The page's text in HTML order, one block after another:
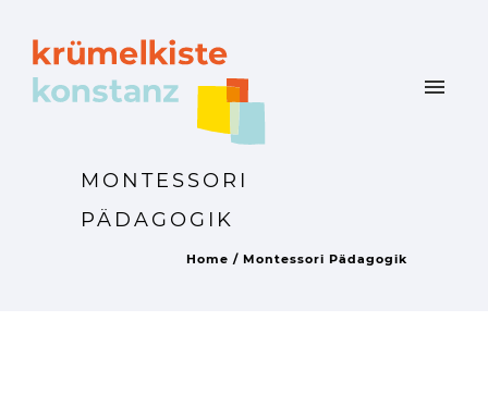
MONTESSORI
PÄDAGOGIK
Home / Montessori Pädagogik